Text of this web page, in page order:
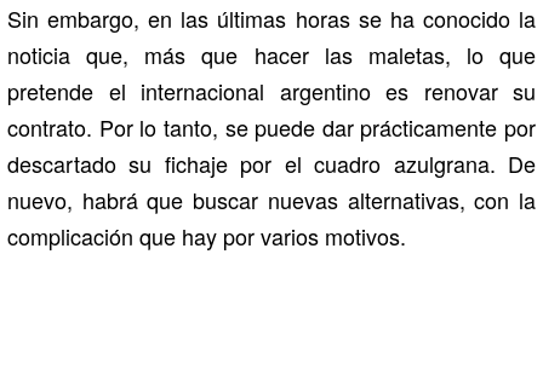
Sin embargo, en las últimas horas se ha conocido la
noticia que, más que hacer las maletas, lo que
pretende el internacional argentino es renovar su
contrato. Por lo tanto, se puede dar prácticamente por
descartado su fichaje por el cuadro azulgrana. De
nuevo, habrá que buscar nuevas alternativas, con la
complicación que hay por varios motivos.